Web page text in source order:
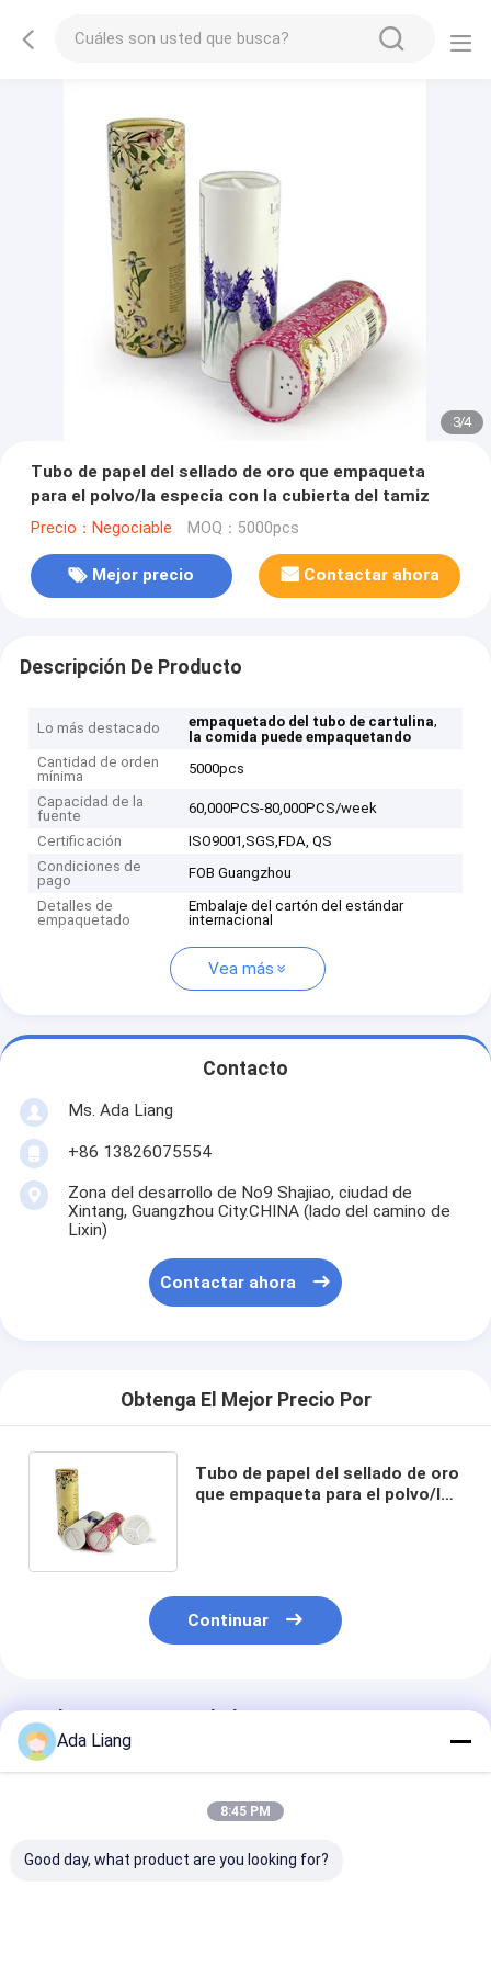
3/4
Tubo de papel del sellado de oro que empaqueta
para el polvo/la especia con la cubierta del tamiz
Precio：Negociable MOQ：5000pcs
Mejor precio Contactar ahora
Descripción De Producto
Lo más destacado empaquetado del tubo de cartulina,
la comida puede empaquetando
Cantidad de orden
mínima
5000pcs
Capacidad de la
fuente
60,000PCS-80,000PCS/week
Certificación
ISO9001,SGS,FDA, QS
Condiciones de
pago
FOB Guangzhou
Detalles de
empaquetado
Embalaje del cartón del estándar
internacional
Vea más
Contacto
Ms. Ada Liang
+86 13826075554
Zona del desarrollo de No9 Shajiao, ciudad de
Xintang, Guangzhou City.CHINA (lado del camino de
Lixin)
Contactar ahora
Obtenga El Mejor Precio Por
Tubo de papel del sellado de oro
que empaqueta para el polvo/la
Continuar
Productos Recomendados
Ada Liang
8:45 PM
Good day, what product are you looking for?